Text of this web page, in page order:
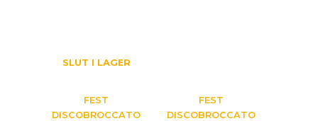
SLUT I LAGER
FEST
DISCOBROCCATO
FEST
DISCOBROCCATO